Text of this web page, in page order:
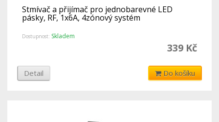
Stmívač a přijímač pro jednobarevné LED
pásky, RF, 1x6A, 4zónový systém
Dostupnost: Skladem
339 Kč
Detail Do košíku